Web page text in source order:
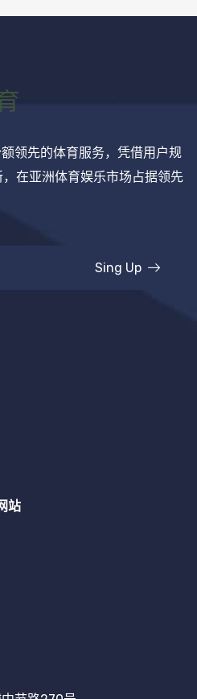
领先的体育服务，凭借用户规
在亚洲体育娱乐市场占据领先
Sing Up
站